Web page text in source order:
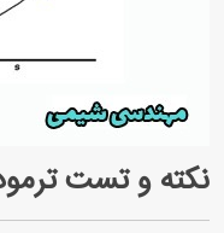
نکته و تست